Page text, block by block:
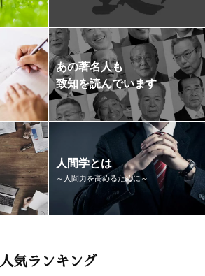
あの著名人も
致知を読んでいます
人間学とは
～人間力を高めるために～
人気ランキング